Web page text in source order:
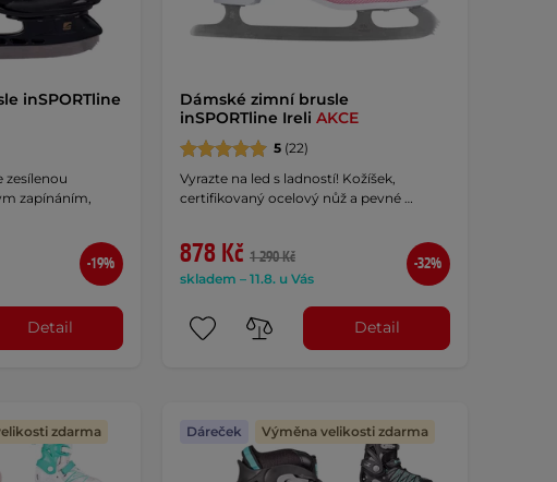
inSPORTline
zesílenou
zapínáním,
-19%
Detail
Dámské zimní brusle
inSPORTline Ireli AKCE
5(22)
Vyrazte na led s ladností! Kožíšek,
certifikovaný ocelový nůž a pevné …
878 Kč 1 290 Kč
skladem – 11.8. u Vás
-32%
Detail
zdarma Dáreček Výměna velikosti zdarma